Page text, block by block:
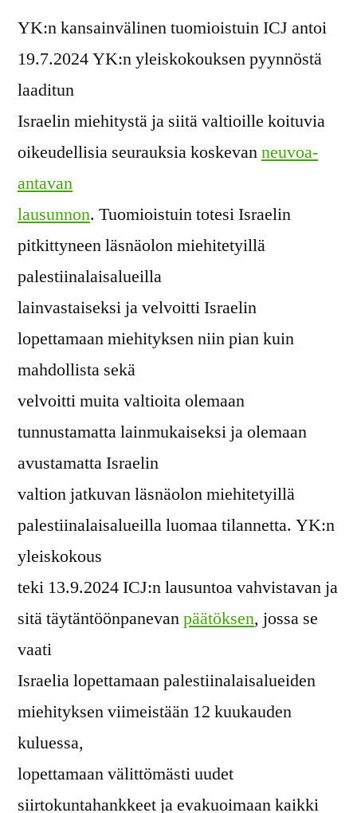
YK:n kansainvälinen tuomioistuin ICJ antoi
19.7.2024 YK:n yleiskokouksen pyynnöstä
laaditun
Israelin miehitystä ja siitä valtioille koituvia
oikeudellisia seurauksia koskevanneuvoa-
antavan
lausunnon. Tuomioistuin totesi Israelin
pitkittyneen läsnäolon miehitetyillä
palestiinalaisalueilla
lainvastaiseksi ja velvoitti Israelin
lopettamaan miehityksen niin pian kuin
mahdollista sekä
velvoitti muita valtioita olemaan
tunnustamatta lainmukaiseksi ja olemaan
avustamatta Israelin
valtion jatkuvan läsnäolon miehitetyillä
palestiinalaisalueilla luomaa tilannetta. YK:n
yleiskokous
teki 13.9.2024 ICJ:n lausuntoa vahvistavan ja
sitä täytäntöönpanevanpäätöksen, jossa se
vaati
Israelia lopettamaan palestiinalaisalueiden
miehityksen viimeistään 12 kuukauden
kuluessa,
lopettamaan välittömästi uudet
siirtokuntahankkeet ja evakuoimaan kaikki